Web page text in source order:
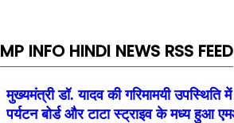
MP INFO HINDI NEWS RSS FEED